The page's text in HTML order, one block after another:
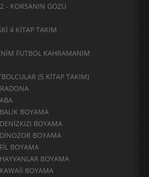
- KORSANIN GÖZÜ
4 KİTAP TAKIM
FUTBOL KAHRAMANIM
(5 KİTAP TAKIM)
BOYAMA
BOYAMA
BOYAMA
BOYAMA
BOYAMA
BOYAMA